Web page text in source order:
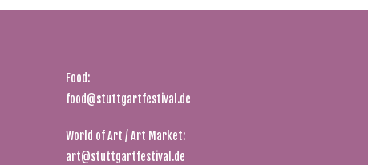
Food:
food@stuttgartfestival.de
World of Art / Art Market:
art@stuttgartfestival.de